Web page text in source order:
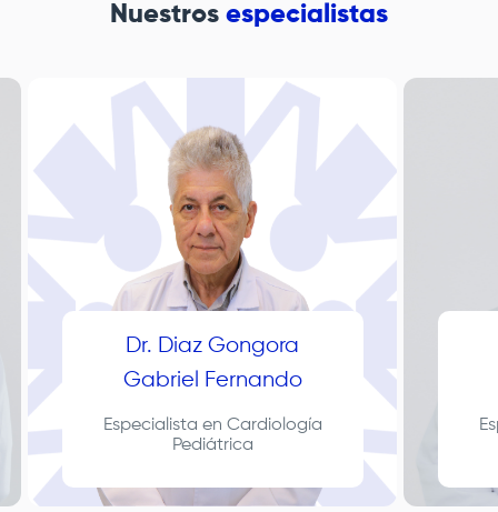
Nuestros especialistas
Dr. Diaz Gongora
Gabriel Fernando
Especialista en Cardiología
Pediátrica